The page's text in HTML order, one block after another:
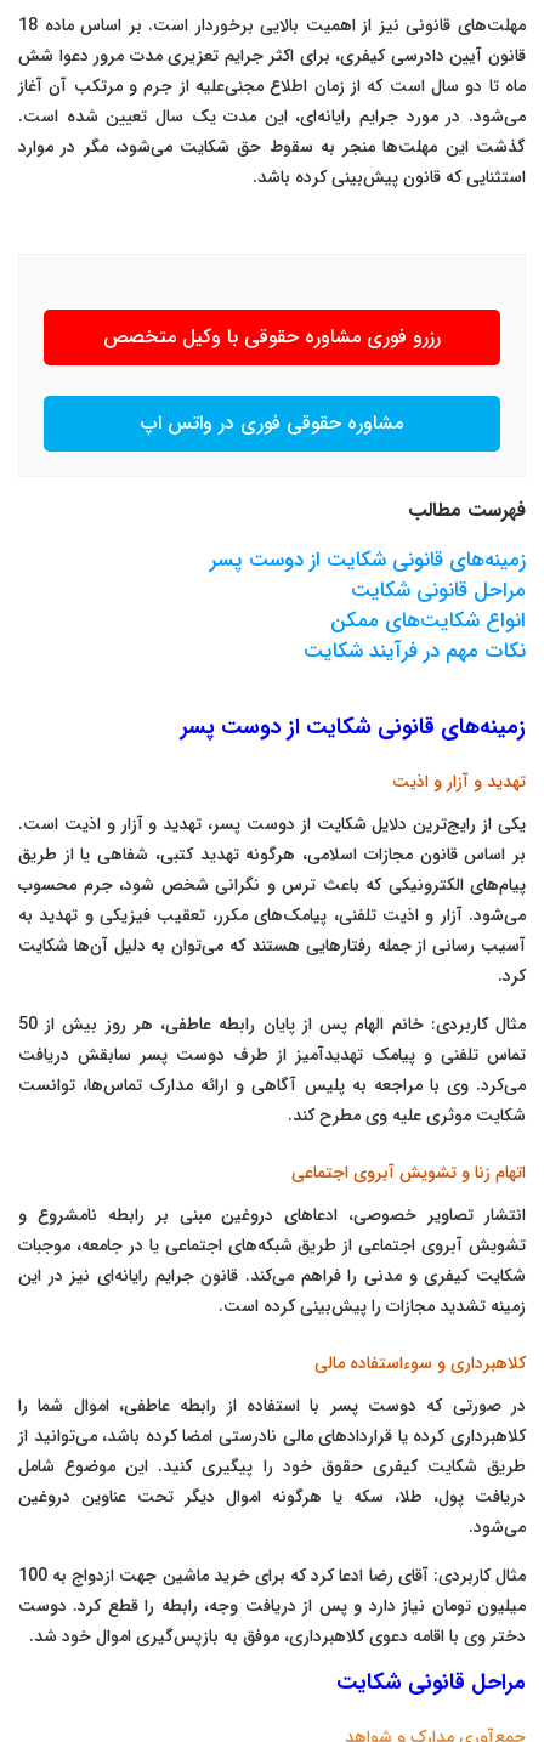
مهلت‌های قانونی نیز از اهمیت بالایی برخوردار است. بر اساس ماده 18
قانون آیین دادرسی کیفری، برای اکثر جرایم تعزیری مدت مرور دعوا شش
ماه تا دو سال است که از زمان اطلاع مجنی‌علیه از جرم و مرتکب آن آغاز
می‌شود. در مورد جرایم رایانه‌ای، این مدت یک سال تعیین شده است.
گذشت این مهلت‌ها منجر به سقوط حق شکایت می‌شود، مگر در موارد
استثنایی که قانون پیش‌بینی کرده باشد.
رزرو فوری مشاوره حقوقی با وکیل متخصص
مشاوره حقوقی فوری در واتس اپ
فهرست مطالب
زمینه‌های قانونی شکایت از دوست پسر
مراحل قانونی شکایت
انواع شکایت‌های ممکن
نکات مهم در فرآیند شکایت
زمینه‌های قانونی شکایت از دوست پسر
تهدید و آزار و اذیت
یکی از رایج‌ترین دلایل شکایت از دوست پسر، تهدید و آزار و اذیت است.
بر اساس قانون مجازات اسلامی، هرگونه تهدید کتبی، شفاهی یا از طریق
پیام‌های الکترونیکی که باعث ترس و نگرانی شخص شود، جرم محسوب
می‌شود. آزار و اذیت تلفنی، پیامک‌های مکرر، تعقیب فیزیکی و تهدید به
آسیب رسانی از جمله رفتارهایی هستند که می‌توان به دلیل آن‌ها شکایت
کرد.
مثال کاربردی: خانم الهام پس از پایان رابطه عاطفی، هر روز بیش از 50
تماس تلفنی و پیامک تهدیدآمیز از طرف دوست پسر سابقش دریافت
می‌کرد. وی با مراجعه به پلیس آگاهی و ارائه مدارک تماس‌ها، توانست
شکایت موثری علیه وی مطرح کند.
اتهام زنا و تشویش آبروی اجتماعی
انتشار تصاویر خصوصی، ادعاهای دروغین مبنی بر رابطه نامشروع و
تشویش آبروی اجتماعی از طریق شبکه‌های اجتماعی یا در جامعه، موجبات
شکایت کیفری و مدنی را فراهم می‌کند. قانون جرایم رایانه‌ای نیز در این
زمینه تشدید مجازات را پیش‌بینی کرده است.
کلاهبرداری و سوءاستفاده مالی
در صورتی که دوست پسر با استفاده از رابطه عاطفی، اموال شما را
کلاهبرداری کرده یا قراردادهای مالی نادرستی امضا کرده باشد، می‌توانید از
طریق شکایت کیفری حقوق خود را پیگیری کنید. این موضوع شامل
دریافت پول، طلا، سکه یا هرگونه اموال دیگر تحت عناوین دروغین
می‌شود.
مثال کاربردی: آقای رضا ادعا کرد که برای خرید ماشین جهت ازدواج به 100
میلیون تومان نیاز دارد و پس از دریافت وجه، رابطه را قطع کرد. دوست
دختر وی با اقامه دعوی کلاهبرداری، موفق به بازپس‌گیری اموال خود شد.
مراحل قانونی شکایت